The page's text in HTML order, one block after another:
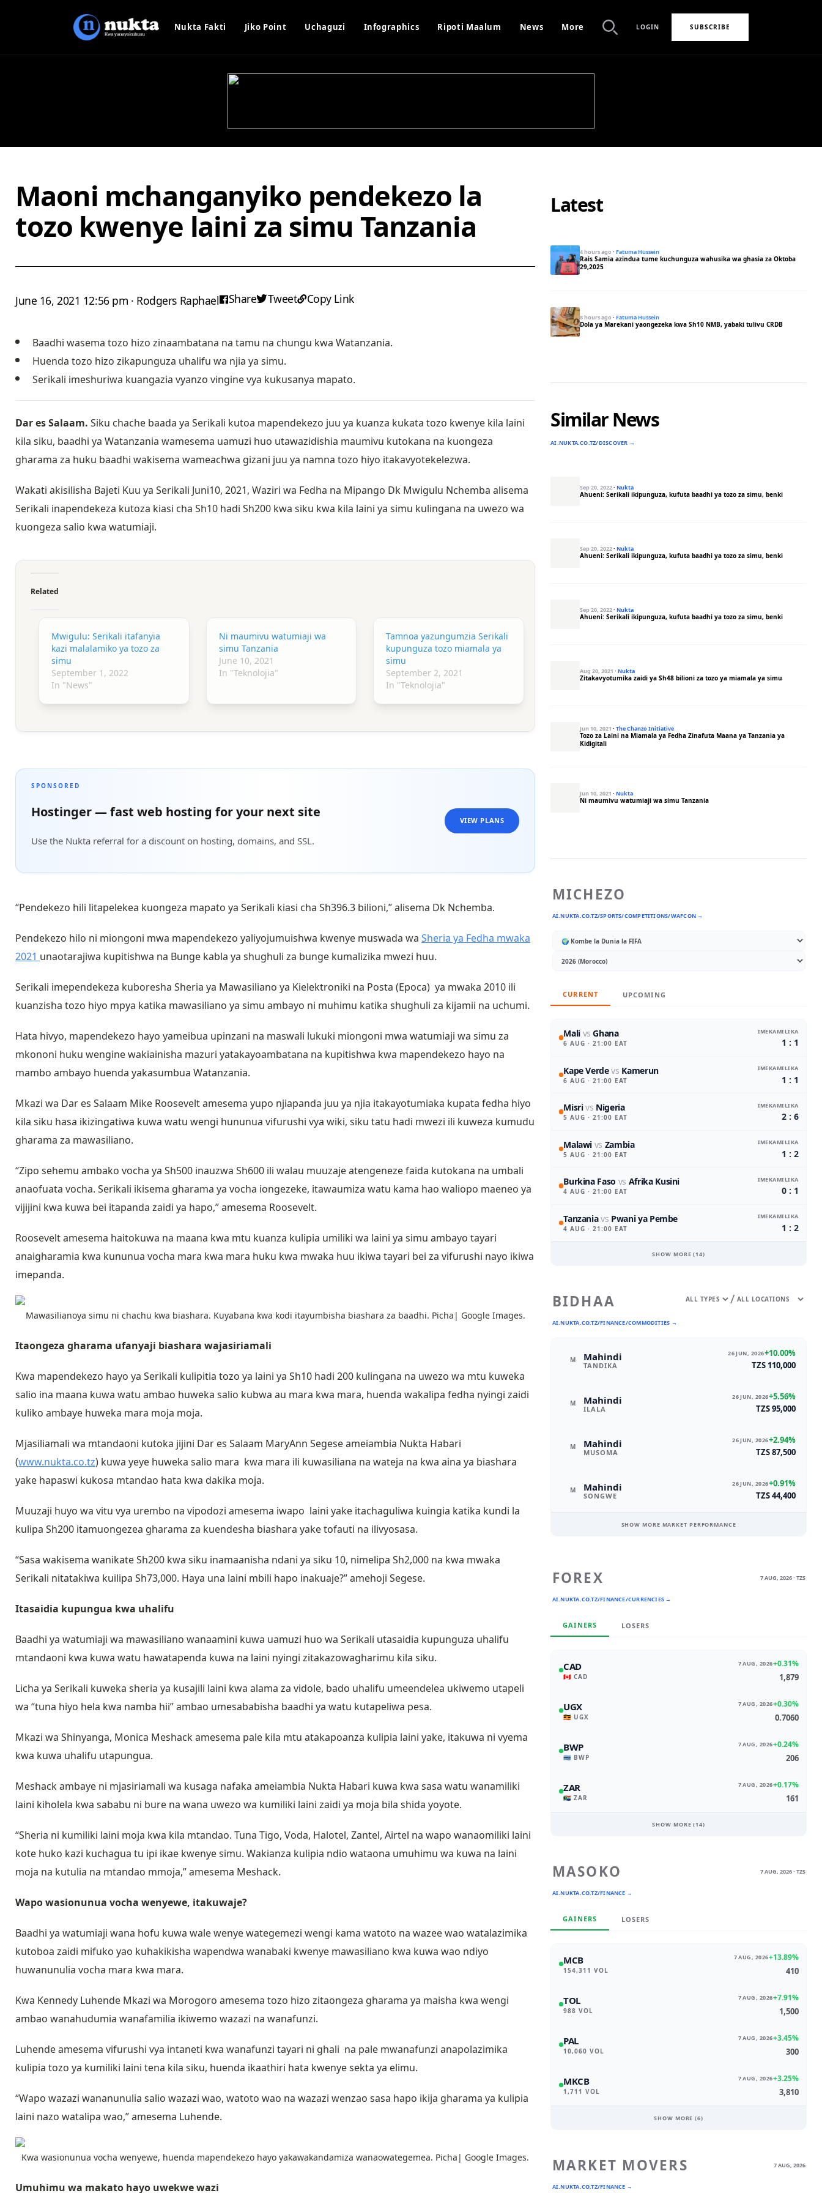
Nukta Fakti Jiko Point Uchaguzi Infographics Ripoti Maalum News More LOGIN SUBSCRIBE
Maoni mchanganyiko pendekezo la
tozo kwenye laini za simu Tanzania
June 16, 2021 12:56 pm · Rodgers Raphael Share Tweet Copy Link
Baadhi wasema tozo hizo zinaambatana na tamu na chungu kwa Watanzania.
Huenda tozo hizo zikapunguza uhalifu wa njia ya simu.
Serikali imeshuriwa kuangazia vyanzo vingine vya kukusanya mapato.
Dar es Salaam. Siku chache baada ya Serikali kutoa mapendekezo juu ya kuanza kukata tozo kwenye kila laini
kila siku, baadhi ya Watanzania wamesema uamuzi huo utawazidishia maumivu kutokana na kuongeza
gharama za huku baadhi wakisema wameachwa gizani juu ya namna tozo hiyo itakavyotekelezwa.
Wakati akisilisha Bajeti Kuu ya Serikali Juni10, 2021, Waziri wa Fedha na Mipango Dk Mwigulu Nchemba alisema
Serikali inapendekeza kutoza kiasi cha Sh10 hadi Sh200 kwa siku kwa kila laini ya simu kulingana na uwezo wa
kuongeza salio kwa watumiaji.
Related
Mwigulu: Serikali itafanyia
kazi malalamiko ya tozo za
simu
September 1, 2022
In "News"
Ni maumivu watumiaji wa
simu Tanzania
June 10, 2021
In "Teknolojia"
Tamnoa yazungumzia Serikali
kupunguza tozo miamala ya
simu
September 2, 2021
In "Teknolojia"
SPONSORED
Hostinger — fast web hosting for your next site
Use the Nukta referral for a discount on hosting, domains, and SSL.
VIEW PLANS
“Pendekezo hili litapelekea kuongeza mapato ya Serikali kiasi cha Sh396.3 bilioni,” alisema Dk Nchemba.
Pendekezo hilo ni miongoni mwa mapendekezo yaliyojumuishwa kwenye muswada wa Sheria ya Fedha mwaka
2021 unaotarajiwa kupitishwa na Bunge kabla ya shughuli za bunge kumalizika mwezi huu.
Serikali imependekeza kuboresha Sheria ya Mawasiliano ya Kielektroniki na Posta (Epoca) ya mwaka 2010 ili
kuanzisha tozo hiyo mpya katika mawasiliano ya simu ambayo ni muhimu katika shughuli za kijamii na uchumi.
Hata hivyo, mapendekezo hayo yameibua upinzani na maswali lukuki miongoni mwa watumiaji wa simu za
mkononi huku wengine wakiainisha mazuri yatakayoambatana na kupitishwa kwa mapendekezo hayo na
mambo ambayo huenda yakasumbua Watanzania.
Mkazi wa Dar es Salaam Mike Roosevelt amesema yupo njiapanda juu ya njia itakayotumiaka kupata fedha hiyo
kila siku hasa ikizingatiwa kuwa watu wengi hununua vifurushi vya wiki, siku tatu hadi mwezi ili kuweza kumudu
gharama za mawasiliano.
“Zipo sehemu ambako vocha ya Sh500 inauzwa Sh600 ili walau muuzaje atengeneze faida kutokana na umbali
anaofuata vocha. Serikali ikisema gharama ya vocha iongezeke, itawaumiza watu kama hao waliopo maeneo ya
vijijini kwa kuwa bei itapanda zaidi ya hapo,” amesema Roosevelt.
Roosevelt amesema haitokuwa na maana kwa mtu kuanza kulipia umiliki wa laini ya simu ambayo tayari
anaigharamia kwa kununua vocha mara kwa mara huku kwa mwaka huu ikiwa tayari bei za vifurushi nayo ikiwa
imepanda.
Mawasilianoya simu ni chachu kwa biashara. Kuyabana kwa kodi itayumbisha biashara za baadhi. Picha| Google Images.
Itaongeza gharama ufanyaji biashara wajasiriamali
Kwa mapendekezo hayo ya Serikali kulipitia tozo ya laini ya Sh10 hadi 200 kulingana na uwezo wa mtu kuweka
salio ina maana kuwa watu ambao huweka salio kubwa au mara kwa mara, huenda wakalipa fedha nyingi zaidi
kuliko ambaye huweka mara moja moja.
Mjasiliamali wa mtandaoni kutoka jijini Dar es Salaam MaryAnn Segese ameiambia Nukta Habari
(www.nukta.co.tz) kuwa yeye huweka salio mara kwa mara ili kuwasiliana na wateja na kwa aina ya biashara
yake hapaswi kukosa mtandao hata kwa dakika moja.
Muuzaji huyo wa vitu vya urembo na vipodozi amesema iwapo laini yake itachaguliwa kuingia katika kundi la
kulipa Sh200 itamuongezea gharama za kuendesha biashara yake tofauti na ilivyosasa.
“Sasa wakisema wanikate Sh200 kwa siku inamaanisha ndani ya siku 10, nimelipa Sh2,000 na kwa mwaka
Serikali nitatakiwa kuilipa Sh73,000. Haya una laini mbili hapo inakuaje?” amehoji Segese.
Itasaidia kupungua kwa uhalifu
Baadhi ya watumiaji wa mawasiliano wanaamini kuwa uamuzi huo wa Serikali utasaidia kupunguza uhalifu
mtandaoni kwa kuwa watu hawatapenda kuwa na laini nyingi zitakazowagharimu kila siku.
Licha ya Serikali kuweka sheria ya kusajili laini kwa alama za vidole, bado uhalifu umeendelea ukiwemo utapeli
wa “tuna hiyo hela kwa namba hii” ambao umesababisha baadhi ya watu kutapeliwa pesa.
Mkazi wa Shinyanga, Monica Meshack amesema pale kila mtu atakapoanza kulipia laini yake, itakuwa ni vyema
kwa kuwa uhalifu utapungua.
Meshack ambaye ni mjasiriamali wa kusaga nafaka ameiambia Nukta Habari kuwa kwa sasa watu wanamiliki
laini kiholela kwa sababu ni bure na wana uwezo wa kumiliki laini zaidi ya moja bila shida yoyote.
“Sheria ni kumiliki laini moja kwa kila mtandao. Tuna Tigo, Voda, Halotel, Zantel, Airtel na wapo wanaomiliki laini
kote huko kazi kuchagua tu ipi ikae kwenye simu. Wakianza kulipia ndio wataona umuhimu wa kuwa na laini
moja na kutulia na mtandao mmoja,” amesema Meshack.
Wapo wasionunua vocha wenyewe, itakuwaje?
Baadhi ya watumiaji wana hofu kuwa wale wenye wategemezi wengi kama watoto na wazee wao watalazimika
kutoboa zaidi mifuko yao kuhakikisha wapendwa wanabaki kwenye mawasiliano kwa kuwa wao ndiyo
huwanunulia vocha mara kwa mara.
Kwa Kennedy Luhende Mkazi wa Morogoro amesema tozo hizo zitaongeza gharama ya maisha kwa wengi
ambao wanahudumia wanafamilia ikiwemo wazazi na wanafunzi.
Luhende amesema vifurushi vya intaneti kwa wanafunzi tayari ni ghali na pale mwanafunzi anapolazimika
kulipia tozo ya kumiliki laini tena kila siku, huenda ikaathiri hata kwenye sekta ya elimu.
“Wapo wazazi wananunulia salio wazazi wao, watoto wao na wazazi wenzao sasa hapo ikija gharama ya kulipia
laini nazo watalipa wao,” amesema Luhende.
Kwa wasionunua vocha wenyewe, huenda mapendekezo hayo yakawakandamiza wanaowategemea. Picha| Google Images.
Umuhimu wa makato hayo uwekwe wazi
Latest
4 hours ago ·Fatuma Hussein
Rais Samia azindua tume kuchunguza wahusika wa ghasia za Oktoba
29,2025
8 hours ago ·Fatuma Hussein
Dola ya Marekani yaongezeka kwa Sh10 NMB, yabaki tulivu CRDB
Similar News
AI.NUKTA.CO.TZ/DISCOVER →
Sep 20, 2022·Nukta
Ahueni: Serikali ikipunguza, kufuta baadhi ya tozo za simu, benki
Sep 20, 2022·Nukta
Ahueni: Serikali ikipunguza, kufuta baadhi ya tozo za simu, benki
Sep 20, 2022·Nukta
Ahueni: Serikali ikipunguza, kufuta baadhi ya tozo za simu, benki
Aug 20, 2021·Nukta
Zitakavyotumika zaidi ya Sh48 bilioni za tozo ya miamala ya simu
Jun 10, 2021·The Chanzo Initiative
Tozo za Laini na Miamala ya Fedha Zinafuta Maana ya Tanzania ya
Kidigitali
Jun 10, 2021·Nukta
Ni maumivu watumiaji wa simu Tanzania
MICHEZO
AI.NUKTA.CO.TZ/SPORTS/COMPETITIONS/WAFCON →
CURRENT UPCOMING
Mali vsGhana
6 AUG · 21:00 EAT
IMEKAMILIKA
1 : 1
Kape Verdevs Kamerun
6 AUG · 21:00 EAT
IMEKAMILIKA
1 : 1
Misrivs Nigeria
5 AUG · 21:00 EAT
IMEKAMILIKA
2 : 6
Malawi vs Zambia
5 AUG · 21:00 EAT
IMEKAMILIKA
1 : 2
Burkina Faso vs Afrika Kusini
4 AUG · 21:00 EAT
IMEKAMILIKA
0 : 1
Tanzaniavs Pwani ya Pembe
4 AUG · 21:00 EAT
IMEKAMILIKA
1 : 2
SHOW MORE (14)
BIDHAA
AI.NUKTA.CO.TZ/FINANCE/COMMODITIES →
/
M Mahindi
TANDIKA
26 JUN, 2026+10.00%
TZS 110,000
M Mahindi
ILALA
26 JUN, 2026+5.56%
TZS 95,000
M Mahindi
MUSOMA
26 JUN, 2026+2.94%
TZS 87,500
M Mahindi
SONGWE
26 JUN, 2026+0.91%
TZS 44,400
SHOW MORE MARKET PERFORMANCE
FOREX
AI.NUKTA.CO.TZ/FINANCE/CURRENCIES →
7 AUG, 2026 · TZS
GAINERS LOSERS
CAD
🇨🇦 CAD
7 AUG, 2026+0.31%
1,879
UGX
🇺🇬 UGX
7 AUG, 2026+0.30%
0.7060
BWP
🇧🇼 BWP
7 AUG, 2026+0.24%
206
ZAR
🇿🇦 ZAR
7 AUG, 2026+0.17%
161
SHOW MORE (14)
MASOKO
AI.NUKTA.CO.TZ/FINANCE →
7 AUG, 2026 · TZS
GAINERS LOSERS
MCB
154,311 VOL
7 AUG, 2026+13.89%
410
TOL
988 VOL
7 AUG, 2026+7.91%
1,500
PAL
10,060 VOL
7 AUG, 2026+3.45%
300
MKCB
1,711 VOL
7 AUG, 2026+3.25%
3,810
SHOW MORE (6)
MARKET MOVERS
AI.NUKTA.CO.TZ/FINANCE →
7 AUG, 2026